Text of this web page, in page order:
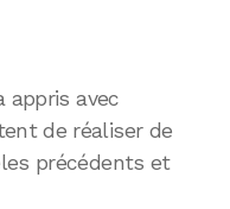
appris avec
de réaliser de
précédents et